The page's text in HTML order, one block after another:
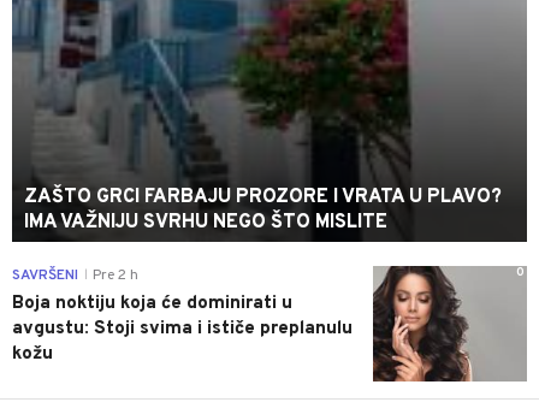
ZAŠTO GRCI FARBAJU PROZORE I VRATA U PLAVO?
IMA VAŽNIJU SVRHU NEGO ŠTO MISLITE
0
SAVRŠENI Pre 2 h
Boja noktiju koja će dominirati u
avgustu: Stoji svima i ističe preplanulu
kožu